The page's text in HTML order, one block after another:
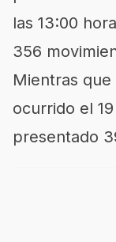
las 13:00
356
Mientras que
ocurrido el
presentado